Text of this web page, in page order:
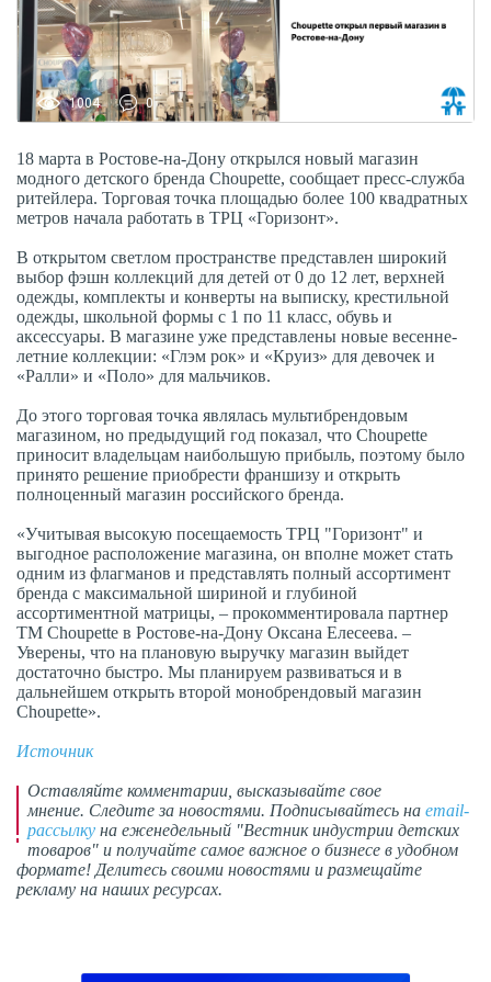
1004 0
18 марта в Ростове-на-Дону открылся новый магазин
модного детского бренда Choupette, сообщает пресс-служба
ритейлера. Торговая точка площадью более 100 квадратных
метров начала работать в ТРЦ «Горизонт».
В открытом светлом пространстве представлен широкий
выбор фэшн коллекций для детей от 0 до 12 лет, верхней
одежды, комплекты и конверты на выписку, крестильной
одежды, школьной формы с 1 по 11 класс, обувь и
аксессуары. В магазине уже представлены новые весенне-
летние коллекции: «Глэм рок» и «Круиз» для девочек и
«Ралли» и «Поло» для мальчиков.
До этого торговая точка являлась мультибрендовым
магазином, но предыдущий год показал, что Choupette
приносит владельцам наибольшую прибыль, поэтому было
принято решение приобрести франшизу и открыть
полноценный магазин российского бренда.
«Учитывая высокую посещаемость ТРЦ "Горизонт" и
выгодное расположение магазина, он вполне может стать
одним из флагманов и представлять полный ассортимент
бренда с максимальной шириной и глубиной
ассортиментной матрицы, – прокомментировала партнер
ТМ Choupette в Ростове-на-Дону Оксана Елесеева. –
Уверены, что на плановую выручку магазин выйдет
достаточно быстро. Мы планируем развиваться и в
дальнейшем открыть второй монобрендовый магазин
Choupette».
Источник
Оставляйте комментарии, высказывайте свое
мнение. Следите за новостями. Подписывайтесь на email-
рассылку на еженедельный "Вестник индустрии детских
товаров" и получайте самое важное о бизнесе в удобном
формате! Делитесь своими новостями и размещайте
рекламу на наших ресурсах.